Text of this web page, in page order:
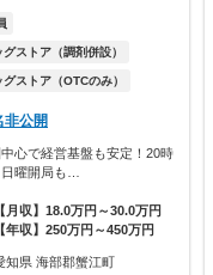
グストア（調剤併設）
グストア（OTCのみ）
非公開
心で経営基盤も安定！20時
日曜開局も…
【月収】18.0万円～30.0万円
【年収】250万円～450万円
知県 海部郡蟹江町